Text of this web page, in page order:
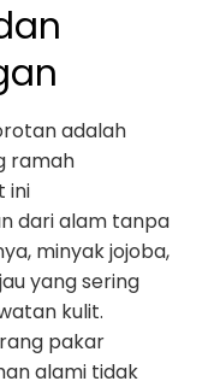
adalah
ramah
ini
dari alam tanpa
minyak jojoba,
yang sering
kulit.
pakar
alami tidak